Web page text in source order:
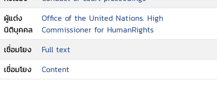
ผู้แต่ง
นิติบุคคล
Office of the United Nations. High
Commissioner for HumanRights
เชื่อมโยง
Full text
เชื่อมโยง
Content